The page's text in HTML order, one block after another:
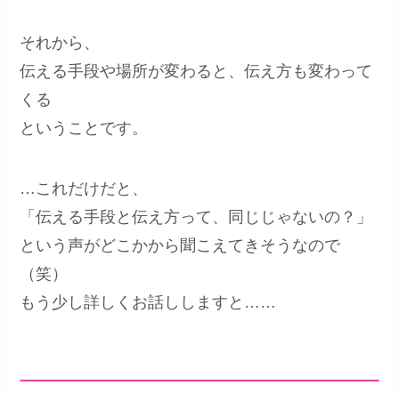
それから、
伝える手段や場所が変わると、伝え方も変わって
くる
ということです。
…これだけだと、
「伝える手段と伝え方って、同じじゃないの？」
という声がどこかから聞こえてきそうなので
（笑）
もう少し詳しくお話ししますと……